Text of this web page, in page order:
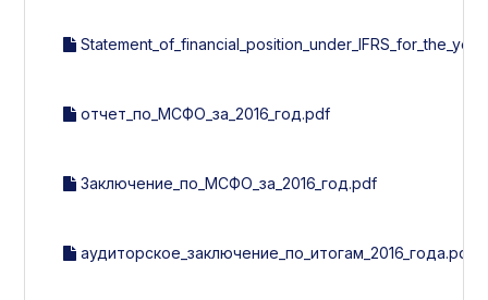
отчет_по_МСФО_за_2016_год.pdf
Заключение_по_МСФО_за_2016_год.pdf
аудиторское_заключение_по_итогам_2016_года.pdf